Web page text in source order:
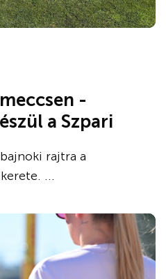
-
a Szpari
rajtra a
...